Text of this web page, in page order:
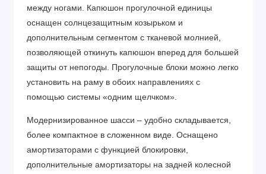
между ногами. Капюшон прогулочной единицы
оснащен солнцезащитным козырьком и
дополнительным сегментом с тканевой молнией,
позволяющей откинуть капюшон вперед для большей
защиты от непогоды. Прогулочные блоки можно легко
установить на раму в обоих направлениях с
помощью системы «одним щелчком».
Модернизированное шасси – удобно складывается,
более компактное в сложенном виде. Оснащено
амортизаторами с функцией блокировки,
дополнительные амортизаторы на задней колесной